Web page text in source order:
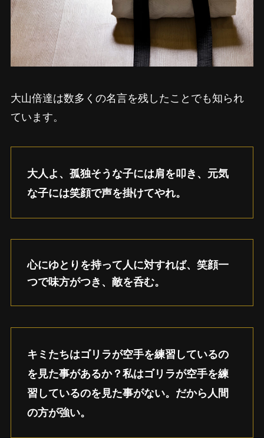
大山倍達は数多くの名言を残したことでも知られ
ています。
大人よ、孤独そうな子には肩を叩き、元気
な子には笑顔で声を掛けてやれ。
心にゆとりを持って人に対すれば、笑顔一
つで味方がつき、敵を呑む。
キミたちはゴリラが空手を練習しているの
を見た事があるか？私はゴリラが空手を練
習しているのを見た事がない。だから人間
の方が強い。